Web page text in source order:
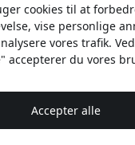
360
af
Præcise
døre
cookies til at
vise personlige
vores trafik.
accepterer du vores
Accepter alle